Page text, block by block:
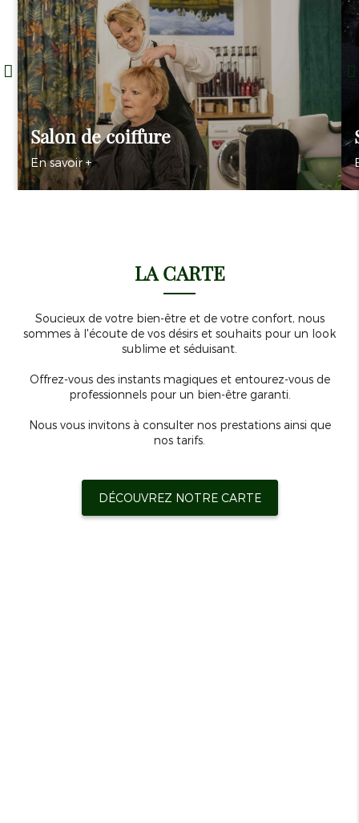
Salon de coiffure
En savoir +
LA CARTE
Soucieux de votre bien-être et de votre confort, nous
sommes à l'écoute de vos désirs et souhaits pour un look
sublime et séduisant.
Offrez-vous des instants magiques et entourez-vous de
professionnels pour un bien-être garanti.
Nous vous invitons à consulter nos prestations ainsi que
nos tarifs.
DÉCOUVREZ NOTRE CARTE